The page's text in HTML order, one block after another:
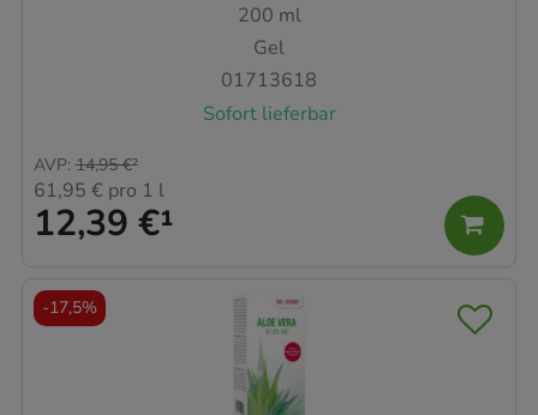
200 ml
Gel
01713618
Sofort lieferbar
12,39 €¹
AVP: 14,95 €²
61,95 € pro 1 l
-17,5%